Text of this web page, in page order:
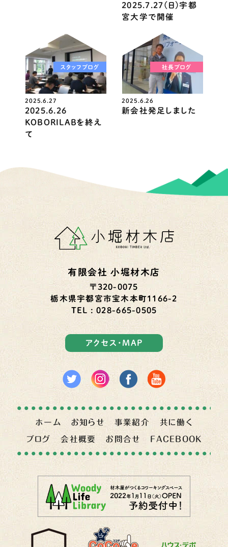
2025.7.27(日)宇都
宮大学で開催
スタッフブログ
2025.6.27
2025.6.26
KOBORILABを終え
て
社長ブログ
2025.6.26
新会社発足しました
有限会社 小堀材木店
〒320-0075
栃木県宇都宮市宝木本町1166-2
TEL : 028-665-0505
アクセス・MAP
ホーム お知らせ 事業紹介 共に働く
ブログ 会社概要 お問合せ FACEBOOK